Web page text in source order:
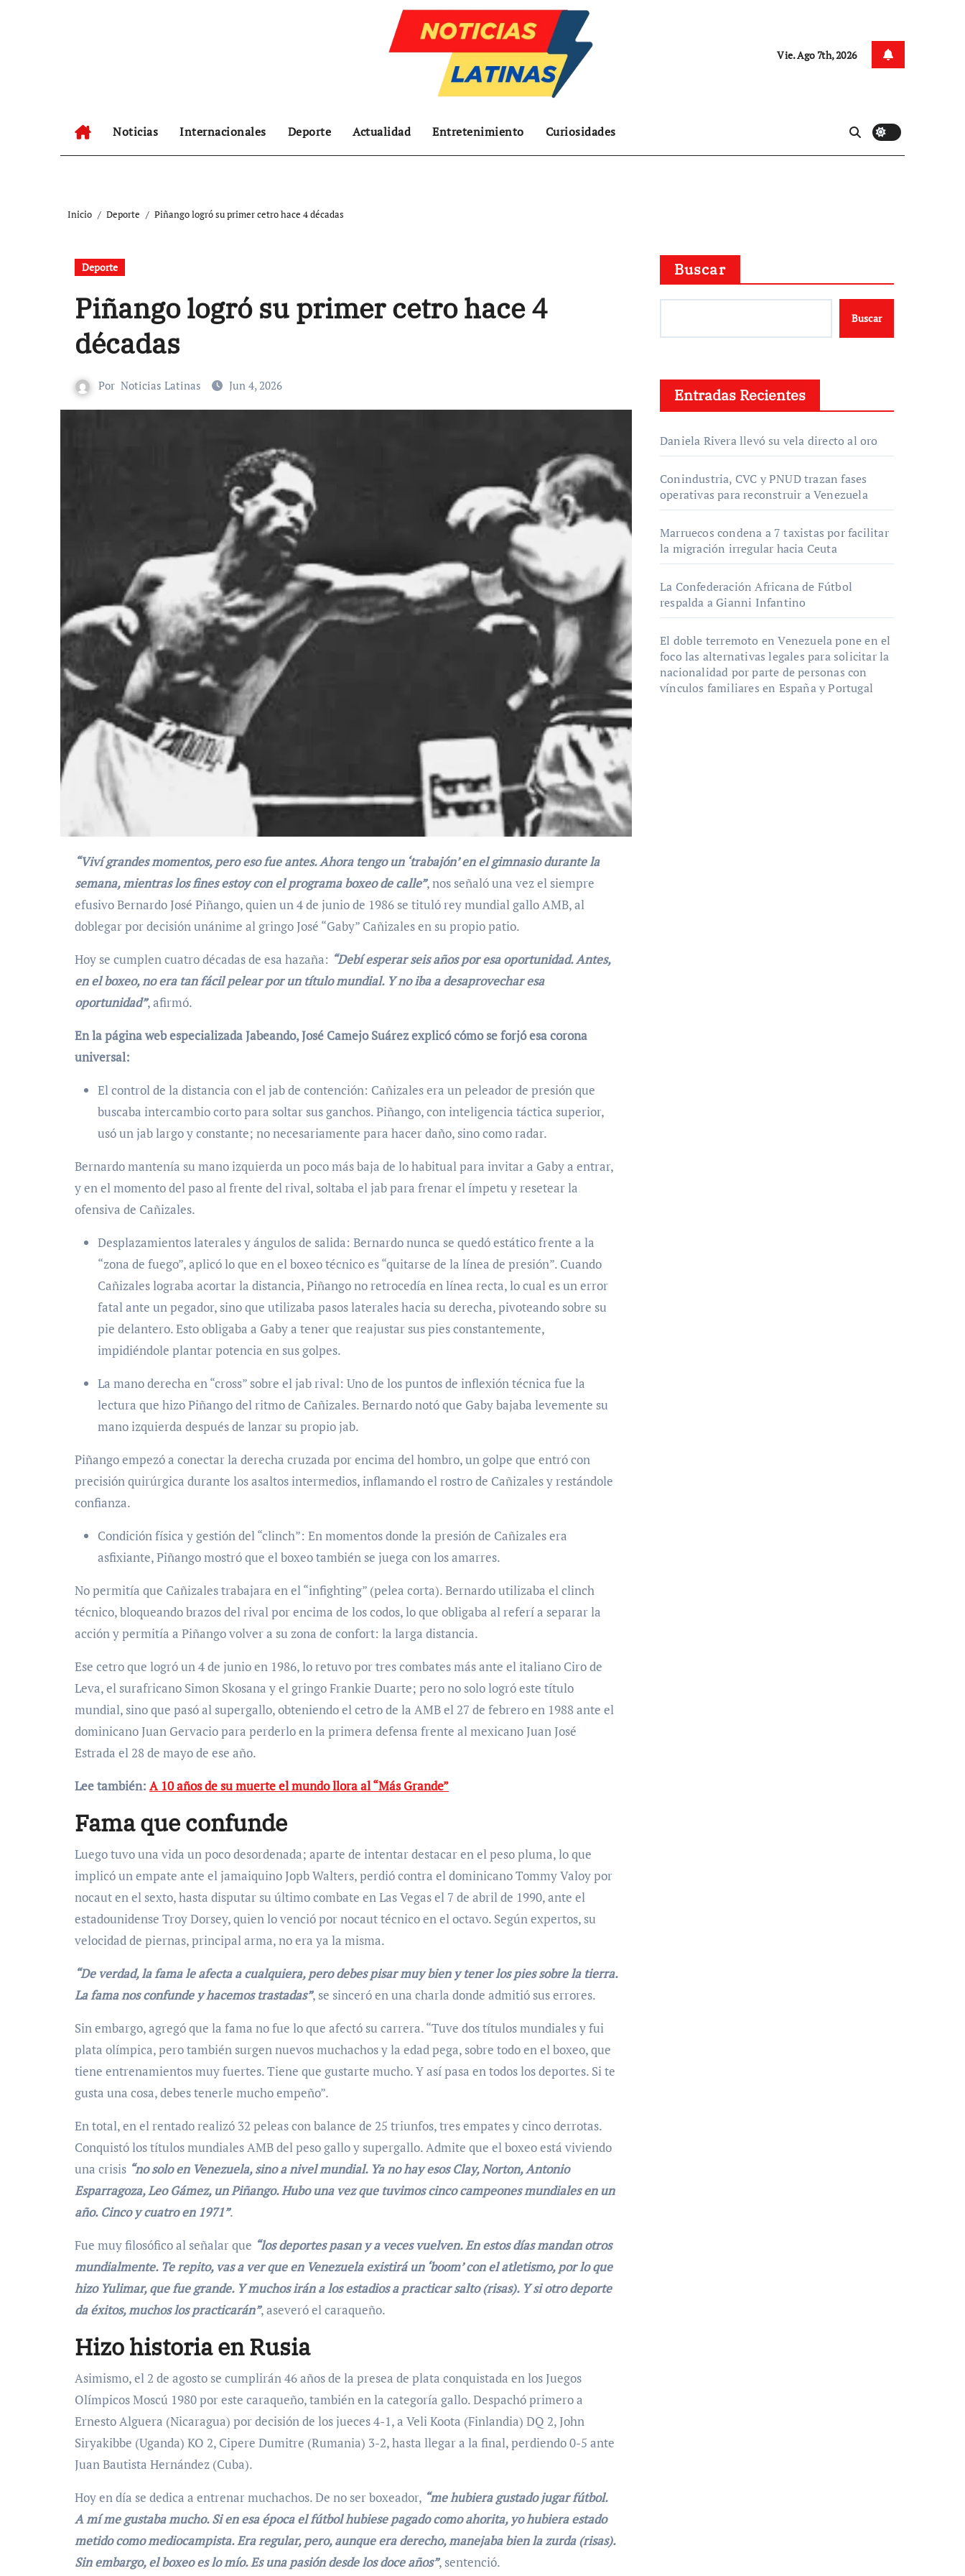
Vie. Ago 7th, 2026
Noticias Internacionales Deporte Actualidad Entretenimiento Curiosidades
Inicio Deporte Piñango logró su primer cetro hace 4 décadas
Deporte
Piñango logró su primer cetro hace 4
décadas
Por Noticias Latinas Jun 4, 2026
“Viví grandes momentos, pero eso fue antes. Ahora tengo un ‘trabajón’ en el gimnasio durante la
semana, mientras los fines estoy con el programa boxeo de calle”, nos señaló una vez el siempre
efusivo Bernardo José Piñango, quien un 4 de junio de 1986 se tituló rey mundial gallo AMB, al
doblegar por decisión unánime al gringo José “Gaby” Cañizales en su propio patio.
Hoy se cumplen cuatro décadas de esa hazaña: “Debí esperar seis años por esa oportunidad. Antes,
en el boxeo, no era tan fácil pelear por un título mundial. Y no iba a desaprovechar esa
oportunidad”, afirmó.
En la página web especializada Jabeando, José Camejo Suárez explicó cómo se forjó esa corona
universal:
El control de la distancia con el jab de contención: Cañizales era un peleador de presión que
buscaba intercambio corto para soltar sus ganchos. Piñango, con inteligencia táctica superior,
usó un jab largo y constante; no necesariamente para hacer daño, sino como radar.
Bernardo mantenía su mano izquierda un poco más baja de lo habitual para invitar a Gaby a entrar,
y en el momento del paso al frente del rival, soltaba el jab para frenar el ímpetu y resetear la
ofensiva de Cañizales.
Desplazamientos laterales y ángulos de salida: Bernardo nunca se quedó estático frente a la
“zona de fuego”, aplicó lo que en el boxeo técnico es “quitarse de la línea de presión”. Cuando
Cañizales lograba acortar la distancia, Piñango no retrocedía en línea recta, lo cual es un error
fatal ante un pegador, sino que utilizaba pasos laterales hacia su derecha, pivoteando sobre su
pie delantero. Esto obligaba a Gaby a tener que reajustar sus pies constantemente,
impidiéndole plantar potencia en sus golpes.
La mano derecha en “cross” sobre el jab rival: Uno de los puntos de inflexión técnica fue la
lectura que hizo Piñango del ritmo de Cañizales. Bernardo notó que Gaby bajaba levemente su
mano izquierda después de lanzar su propio jab.
Piñango empezó a conectar la derecha cruzada por encima del hombro, un golpe que entró con
precisión quirúrgica durante los asaltos intermedios, inflamando el rostro de Cañizales y restándole
confianza.
Condición física y gestión del “clinch”: En momentos donde la presión de Cañizales era
asfixiante, Piñango mostró que el boxeo también se juega con los amarres.
No permitía que Cañizales trabajara en el “infighting” (pelea corta). Bernardo utilizaba el clinch
técnico, bloqueando brazos del rival por encima de los codos, lo que obligaba al referí a separar la
acción y permitía a Piñango volver a su zona de confort: la larga distancia.
Ese cetro que logró un 4 de junio en 1986, lo retuvo por tres combates más ante el italiano Ciro de
Leva, el surafricano Simon Skosana y el gringo Frankie Duarte; pero no solo logró este título
mundial, sino que pasó al supergallo, obteniendo el cetro de la AMB el 27 de febrero en 1988 ante el
dominicano Juan Gervacio para perderlo en la primera defensa frente al mexicano Juan José
Estrada el 28 de mayo de ese año.
Lee también: A 10 años de su muerte el mundo llora al “Más Grande”
Fama que confunde
Luego tuvo una vida un poco desordenada; aparte de intentar destacar en el peso pluma, lo que
implicó un empate ante el jamaiquino Jopb Walters, perdió contra el dominicano Tommy Valoy por
nocaut en el sexto, hasta disputar su último combate en Las Vegas el 7 de abril de 1990, ante el
estadounidense Troy Dorsey, quien lo venció por nocaut técnico en el octavo. Según expertos, su
velocidad de piernas, principal arma, no era ya la misma.
“De verdad, la fama le afecta a cualquiera, pero debes pisar muy bien y tener los pies sobre la tierra.
La fama nos confunde y hacemos trastadas”, se sinceró en una charla donde admitió sus errores.
Sin embargo, agregó que la fama no fue lo que afectó su carrera. “Tuve dos títulos mundiales y fui
plata olímpica, pero también surgen nuevos muchachos y la edad pega, sobre todo en el boxeo, que
tiene entrenamientos muy fuertes. Tiene que gustarte mucho. Y así pasa en todos los deportes. Si te
gusta una cosa, debes tenerle mucho empeño”.
En total, en el rentado realizó 32 peleas con balance de 25 triunfos, tres empates y cinco derrotas.
Conquistó los títulos mundiales AMB del peso gallo y supergallo. Admite que el boxeo está viviendo
una crisis “no solo en Venezuela, sino a nivel mundial. Ya no hay esos Clay, Norton, Antonio
Esparragoza, Leo Gámez, un Piñango. Hubo una vez que tuvimos cinco campeones mundiales en un
año. Cinco y cuatro en 1971”.
Fue muy filosófico al señalar que “los deportes pasan y a veces vuelven. En estos días mandan otros
mundialmente. Te repito, vas a ver que en Venezuela existirá un ‘boom’ con el atletismo, por lo que
hizo Yulimar, que fue grande. Y muchos irán a los estadios a practicar salto (risas). Y si otro deporte
da éxitos, muchos los practicarán”, aseveró el caraqueño.
Hizo historia en Rusia
Asimismo, el 2 de agosto se cumplirán 46 años de la presea de plata conquistada en los Juegos
Olímpicos Moscú 1980 por este caraqueño, también en la categoría gallo. Despachó primero a
Ernesto Alguera (Nicaragua) por decisión de los jueces 4-1, a Veli Koota (Finlandia) DQ 2, John
Siryakibbe (Uganda) KO 2, Cipere Dumitre (Rumania) 3-2, hasta llegar a la final, perdiendo 0-5 ante
Juan Bautista Hernández (Cuba).
Hoy en día se dedica a entrenar muchachos. De no ser boxeador, “me hubiera gustado jugar fútbol.
A mí me gustaba mucho. Si en esa época el fútbol hubiese pagado como ahorita, yo hubiera estado
metido como mediocampista. Era regular, pero, aunque era derecho, manejaba bien la zurda (risas).
Sin embargo, el boxeo es lo mío. Es una pasión desde los doce años”, sentenció.
Buscar
Buscar
Entradas Recientes
Daniela Rivera llevó su vela directo al oro
Conindustria, CVC y PNUD trazan fases
operativas para reconstruir a Venezuela
Marruecos condena a 7 taxistas por facilitar
la migración irregular hacia Ceuta
La Confederación Africana de Fútbol
respalda a Gianni Infantino
El doble terremoto en Venezuela pone en el
foco las alternativas legales para solicitar la
nacionalidad por parte de personas con
vínculos familiares en España y Portugal